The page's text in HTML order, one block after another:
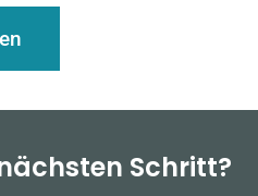
Schritt?